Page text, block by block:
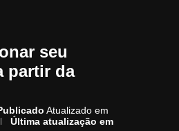
seu
partir da
Atualizado em
Última atualização em